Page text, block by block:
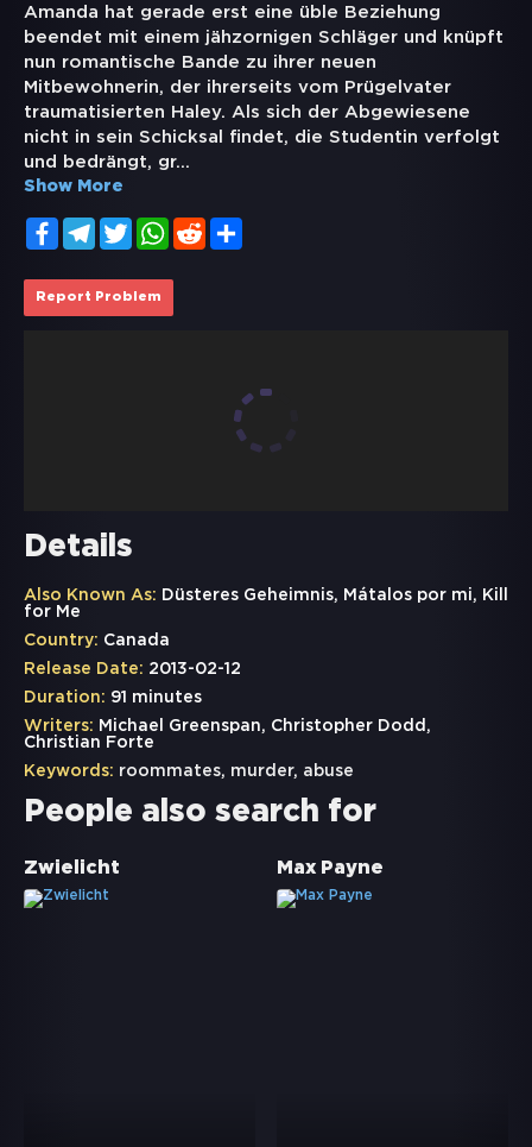
Amanda hat gerade erst eine üble Beziehung
beendet mit einem jähzornigen Schläger und knüpft
nun romantische Bande zu ihrer neuen
Mitbewohnerin, der ihrerseits vom Prügelvater
traumatisierten Haley. Als sich der Abgewiesene
nicht in sein Schicksal findet, die Studentin verfolgt
und bedrängt, gr...
Show More
FacebookTelegramTwitterWhatsApp
Reddit
Report Problem
Details
Also Known As: Düsteres Geheimnis, Mátalos por mi, Kill
for Me
Country: Canada
Release Date: 2013-02-12
Duration: 91 minutes
Writers: Michael Greenspan, Christopher Dodd,
Christian Forte
Keywords: roommates, murder, abuse
People also search for
Zwielicht Max Payne